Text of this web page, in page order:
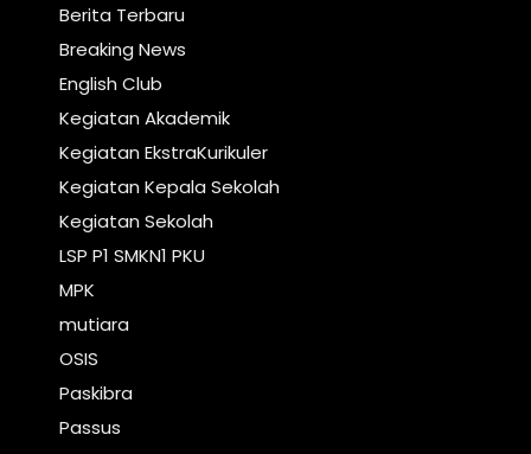
Berita Terbaru
Breaking News
English Club
Kegiatan Akademik
Kegiatan EkstraKurikuler
Kegiatan Kepala Sekolah
Kegiatan Sekolah
LSP P1 SMKN1 PKU
MPK
mutiara
OSIS
Paskibra
Passus